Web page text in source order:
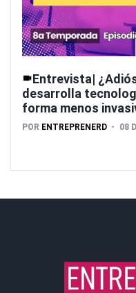
Entrevista|
desarrolla
forma menos
POR ENTREPRENERD 08